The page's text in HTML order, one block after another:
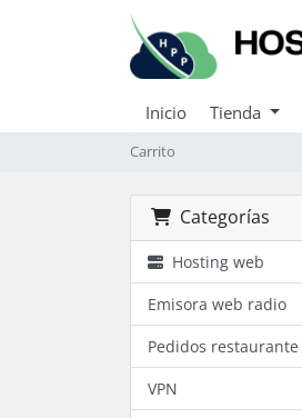
Inicio Tienda
Carrito
Categorías
Hosting web
Emisora web radio
Pedidos restaurante
VPN